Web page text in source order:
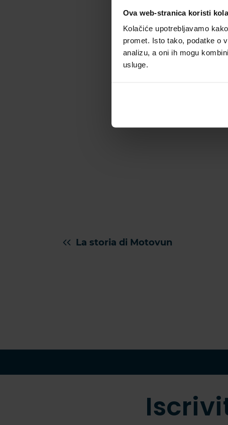
Ova web-stranica koristi
Kolačiće upotrebljavamo
promet. Isto tako, podatke o
analizu, a oni ih mogu
usluge.
La storia di Motovun